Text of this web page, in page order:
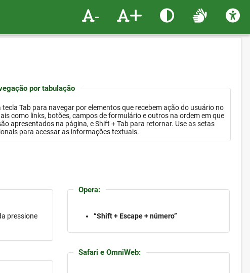
- +
por tabulação
tecla Tab para navegar por elementos que recebem ação do usuário no
de formulário e outros na ordem em que
na página, e Shift + Tab para retornar. Use as setas
para acessar as informações textuais.
pressione
Opera:
“Shift + Escape + número”
Safari e OmniWeb: